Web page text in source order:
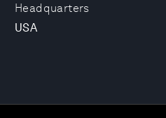
Headquarters
USA